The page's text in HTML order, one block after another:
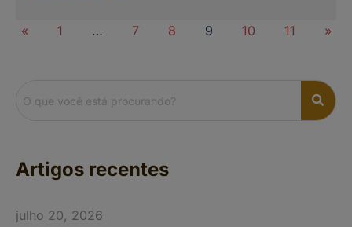
« 1 … 7 8 9 10 11 »
Artigos recentes
julho 20, 2026